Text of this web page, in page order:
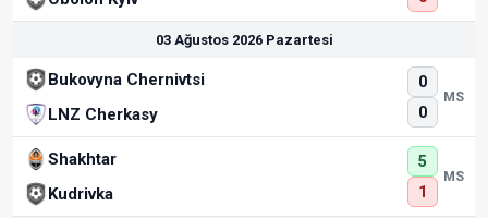
03 Ağustos 2026 Pazartesi
Bukovyna Chernivtsi
LNZ Cherkasy
0
0
MS
Shakhtar
Kudrivka
5
1
MS